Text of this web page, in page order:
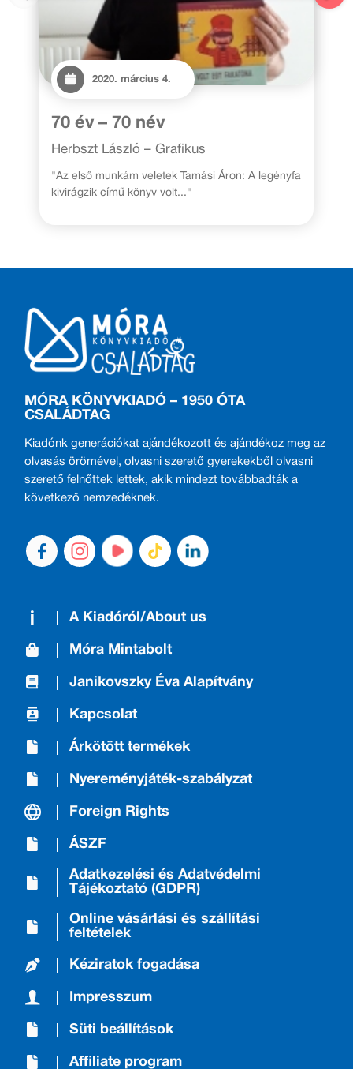
2020. március 4.
70 év – 70 név
Herbszt László – Grafikus
"Az első munkám veletek Tamási Áron: A legényfa
kivirágzik című könyv volt..."
MÓRA KÖNYVKIADÓ – 1950 ÓTA
CSALÁDTAG
Kiadónk generációkat ajándékozott és ajándékoz meg az
olvasás örömével, olvasni szerető gyerekekből olvasni
szerető felnőttek lettek, akik mindezt továbbadták a
következő nemzedéknek.
A Kiadóról/About us
Móra Mintabolt
Janikovszky Éva Alapítvány
Kapcsolat
Árkötött termékek
Nyereményjáték-szabályzat
Foreign Rights
ÁSZF
Adatkezelési és Adatvédelmi
Tájékoztató (GDPR)
Online vásárlási és szállítási
feltételek
Kéziratok fogadása
Impresszum
Süti beállítások
Affiliate program